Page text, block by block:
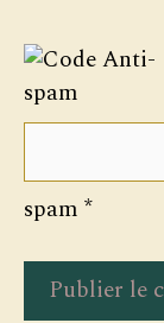
spam *